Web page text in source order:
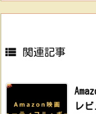
 関連記事
レ